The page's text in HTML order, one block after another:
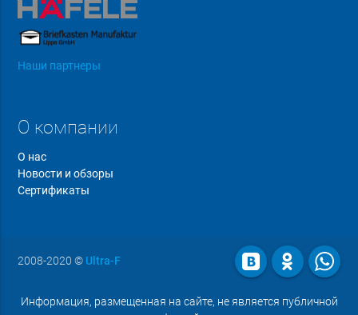
Наши партнеры
О компании
О нас
Новости и обзоры
Сертификаты
2008-2020 © Ultra-F
Информация, размещенная на сайте, не является публичной